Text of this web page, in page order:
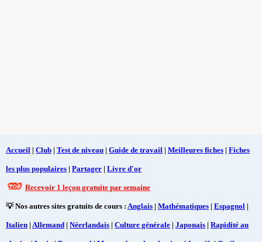
Accueil | Club | Test de niveau | Guide de travail | Meilleures fiches | Fiches
les plus populaires | Partager | Livre d'or
Recevoir 1 leçon gratuite par semaine
💡 Nos autres sites gratuits de cours : Anglais | Mathématiques | Espagnol |
Italien | Allemand | Néerlandais | Culture générale | Japonais | Rapidité au